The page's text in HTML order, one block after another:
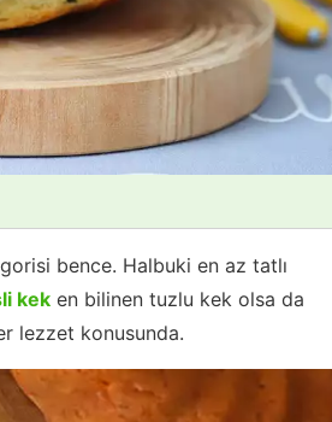
bence. Halbuki en az tatlı
kek en bilinen tuzlu kek olsa da
lezzet konusunda.